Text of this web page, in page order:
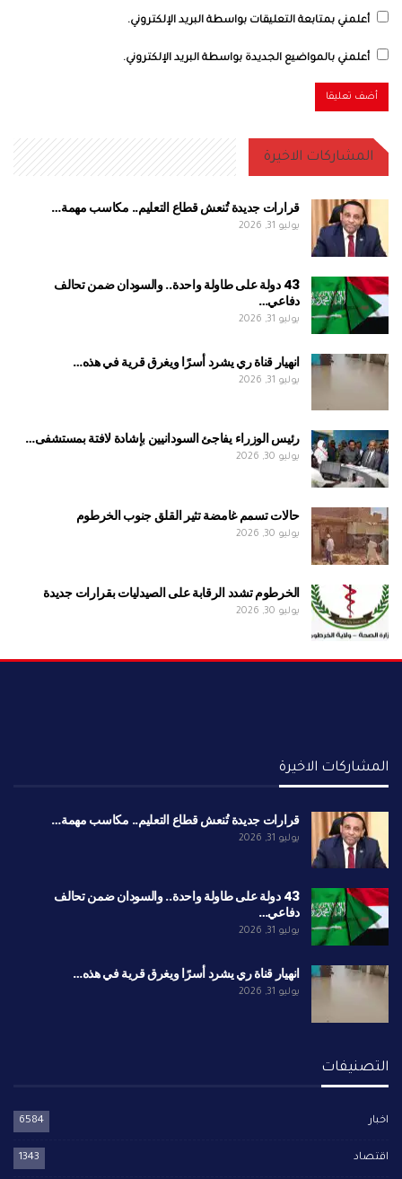
أعلمني بمتابعة التعليقات بواسطة البريد الإلكتروني.
أعلمني بالمواضيع الجديدة بواسطة البريد الإلكتروني.
المشاركات الاخيرة
قرارات جديدة تُنعش قطاع التعليم.. مكاسب مهمة…
يوليو 31, 2026
43 دولة على طاولة واحدة.. والسودان ضمن تحالف
دفاعي…
يوليو 31, 2026
انهيار قناة ري يشرد أسرًا ويغرق قرية في هذه…
يوليو 31, 2026
رئيس الوزراء يفاجئ السودانيين بإشادة لافتة بمستشفى…
يوليو 30, 2026
حالات تسمم غامضة تثير القلق جنوب الخرطوم
يوليو 30, 2026
الخرطوم تشدد الرقابة على الصيدليات بقرارات جديدة
يوليو 30, 2026
المشاركات الاخيرة
قرارات جديدة تُنعش قطاع التعليم.. مكاسب مهمة…
يوليو 31, 2026
43 دولة على طاولة واحدة.. والسودان ضمن تحالف
دفاعي…
يوليو 31, 2026
انهيار قناة ري يشرد أسرًا ويغرق قرية في هذه…
يوليو 31, 2026
التصنيفات
اخبار 6584
اقتصاد 1343